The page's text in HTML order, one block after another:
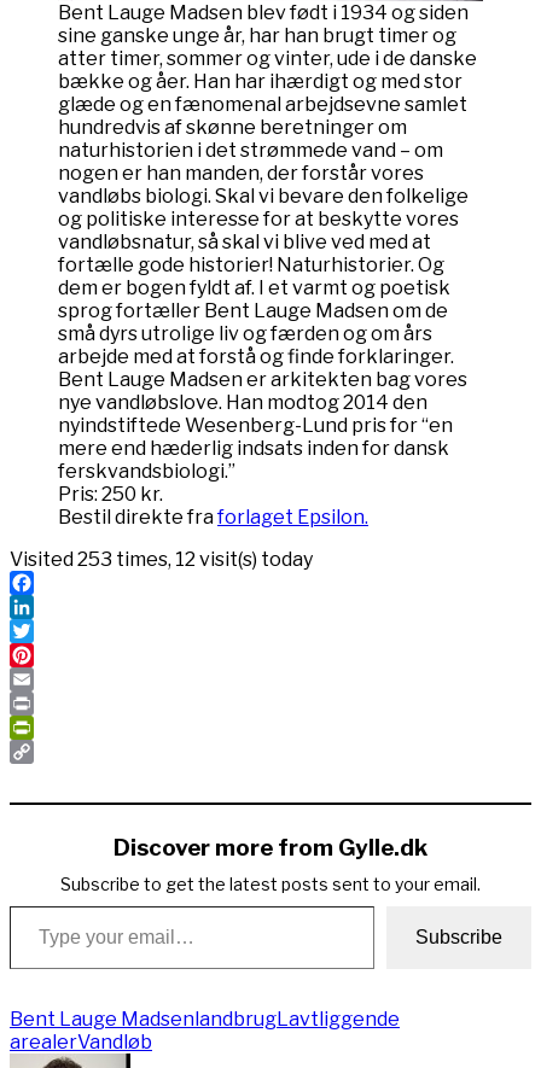
Bent Lauge Madsen blev født i 1934 og siden
sine ganske unge år, har han brugt timer og
atter timer, sommer og vinter, ude i de danske
bække og åer. Han har ihærdigt og med stor
glæde og en fænomenal arbejdsevne samlet
hundredvis af skønne beretninger om
naturhistorien i det strømmede vand – om
nogen er han manden, der forstår vores
vandløbs biologi. Skal vi bevare den folkelige
og politiske interesse for at beskytte vores
vandløbsnatur, så skal vi blive ved med at
fortælle gode historier! Naturhistorier. Og
dem er bogen fyldt af. I et varmt og poetisk
sprog fortæller Bent Lauge Madsen om de
små dyrs utrolige liv og færden og om års
arbejde med at forstå og finde forklaringer.
Bent Lauge Madsen er arkitekten bag vores
nye vandløbslove. Han modtog 2014 den
nyindstiftede Wesenberg-Lund pris for “en
mere end hæderlig indsats inden for dansk
ferskvandsbiologi.”
Pris: 250 kr.
Bestil direkte fraforlaget Epsilon.
Visited 253 times, 12 visit(s) today
Facebook
LinkedIn
Twitter
Pinterest
Email
Print
PrintFriendly
Link
Discover more from Gylle.dk
Subscribe to get the latest posts sent to your email.
Type your email…
Subscribe
Bent Lauge Madsen landbrugLavtliggende
arealerVandløb